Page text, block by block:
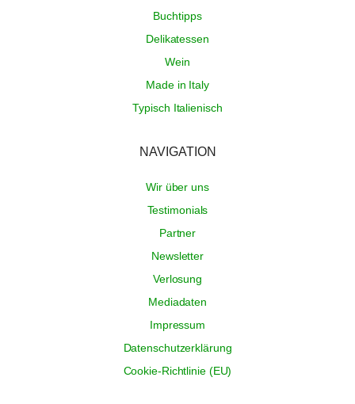
Buchtipps
Delikatessen
Wein
Made in Italy
Typisch Italienisch
NAVIGATION
Wir über uns
Testimonials
Partner
Newsletter
Verlosung
Mediadaten
Impressum
Datenschutzerklärung
Cookie-Richtlinie (EU)